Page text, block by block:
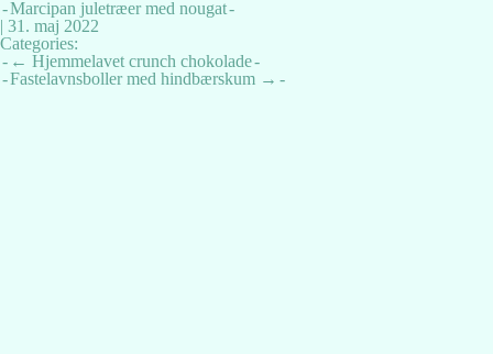
Marcipan juletræer med nougat
| 31. maj 2022
Categories:
Indlægsnavigation
← Hjemmelavet crunch chokolade
Fastelavnsboller med hindbærskum →